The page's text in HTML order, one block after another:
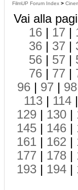
FilmUP Forum Index >
Vai alla
16 | 17 |
36 | 37 |
56 | 57 |
76 | 77 |
96 | 97 | 98
113 | 114 |
129 | 130 |
145 | 146 |
161 | 162 |
177 | 178 |
193 | 194 |